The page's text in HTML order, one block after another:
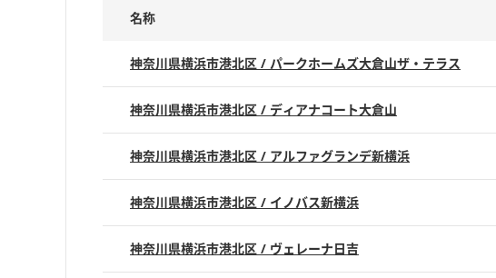
名称
神奈川県横浜市港北区 / パークホームズ大倉山ザ・テラス
神奈川県横浜市港北区 / ディアナコート大倉山
神奈川県横浜市港北区 / アルファグランデ新横浜
神奈川県横浜市港北区 / イノバス新横浜
神奈川県横浜市港北区 / ヴェレーナ日吉